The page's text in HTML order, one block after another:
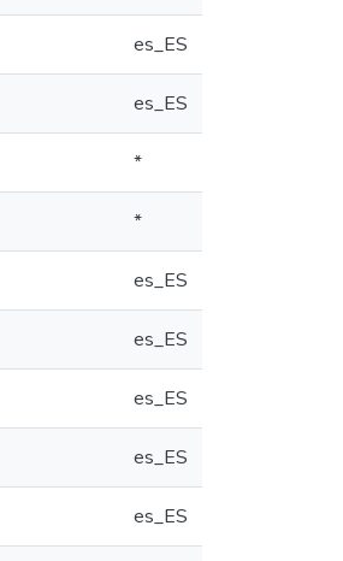
es_ES
es_ES
*
*
es_ES
es_ES
es_ES
es_ES
es_ES